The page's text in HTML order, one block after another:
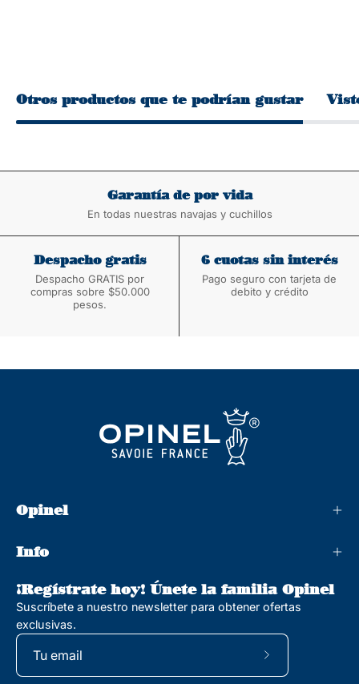
Otros productos que te podrían gustar
Garantía de por vida
En todas nuestras navajas y cuchillos
Despacho gratis
Despacho GRATIS por
compras sobre $50.000
pesos.
6 cuotas sin interés
Pago seguro con tarjeta de
debito y crédito
Opinel
Info
¡Regístrate hoy! Únete la familia Opinel
Suscríbete a nuestro newsletter para obtener ofertas
exclusivas.